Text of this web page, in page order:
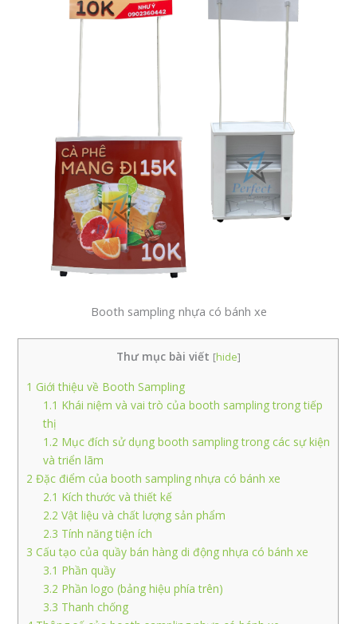
Booth sampling nhựa có bánh xe
Thư mục bài viết [hide]
1 Giới thiệu về Booth Sampling
1.1 Khái niệm và vai trò của booth sampling trong tiếp
thị
1.2 Mục đích sử dụng booth sampling trong các sự kiện
và triển lãm
2 Đặc điểm của booth sampling nhựa có bánh xe
2.1 Kích thước và thiết kế
2.2 Vật liệu và chất lượng sản phẩm
2.3 Tính năng tiện ích
3 Cấu tạo của quầy bán hàng di động nhựa có bánh xe
3.1 Phần quầy
3.2 Phần logo (bảng hiệu phía trên)
3.3 Thanh chống